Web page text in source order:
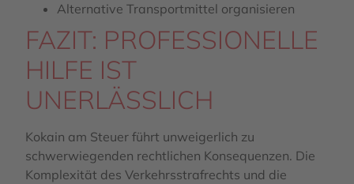
Alternative Transportmittel organisieren
FAZIT: PROFESSIONELLE
HILFE IST
UNERLÄSSLICH
Kokain am Steuer führt unweigerlich zu
schwerwiegenden rechtlichen Konsequenzen. Die
Komplexität des Verkehrsstrafrechts und die